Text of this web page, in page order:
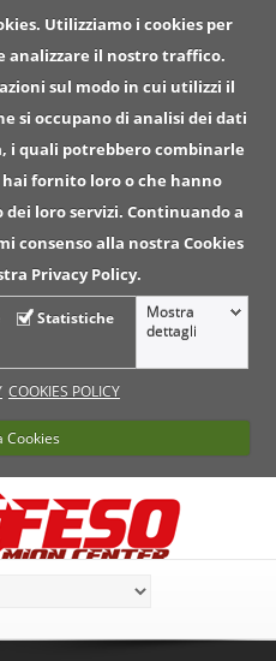
Utilizziamo i cookies per
analizzare il nostro traffico.
sul modo in cui utilizzi il
si occupano di analisi dei dati
i quali potrebbero combinarle
fornito loro o che hanno
loro servizi. Continuando a
consenso alla nostra Cookies
Privacy Policy.
Statistiche
Mostra
dettagli
COOKIES POLICY
Cookies
chiama ll numero :
041.423708